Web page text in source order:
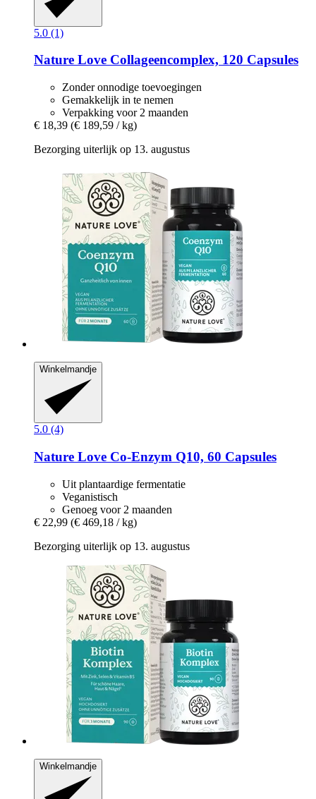
5.0 (1)
Nature Love Collageencomplex, 120 Capsules
Zonder onnodige toevoegingen
Gemakkelijk in te nemen
Verpakking voor 2 maanden
€ 18,39 (€ 189,59 / kg)
Bezorging uiterlijk op 13. augustus
Winkelmandje
5.0 (4)
Nature Love Co-​Enzym Q10, 60 Capsules
Uit plantaardige fermentatie
Veganistisch
Genoeg voor 2 maanden
€ 22,99 (€ 469,18 / kg)
Bezorging uiterlijk op 13. augustus
Winkelmandje